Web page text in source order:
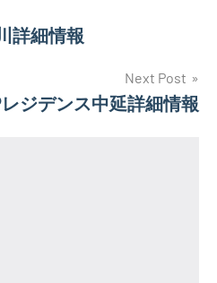
詳細情報
Next Post
レジデンス中延詳細情報